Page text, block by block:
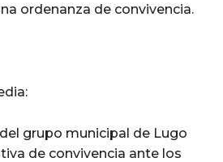
ordenanza de convivencia.
grupo municipal de Lugo
de convivencia ante los